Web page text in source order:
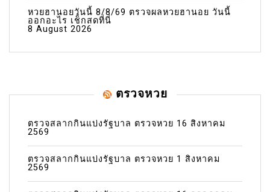
หวยฮานอยวันนี้ 8/8/69 ตรวจผลหวยฮานอย วันนี้
ออกอะไร เช็กสดที่นี่
8 August 2026
ตรวจหวย
ตรวจสลากกินแบ่งรัฐบาล ตรวจหวย 16 สิงหาคม
2569
ตรวจสลากกินแบ่งรัฐบาล ตรวจหวย 1 สิงหาคม
2569